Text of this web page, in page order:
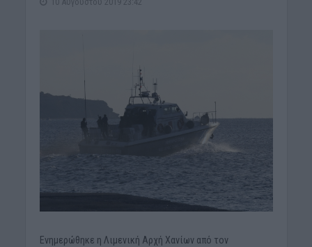
Ενημερώθηκε η Λιμενική Αρχή Χανίων από τον